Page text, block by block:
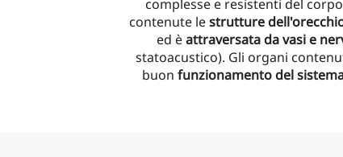
complesse e resistenti del
contenute lestrutture
ed èattraversata da vasi e
statoacustico). Gli organi
buon funzionamento del